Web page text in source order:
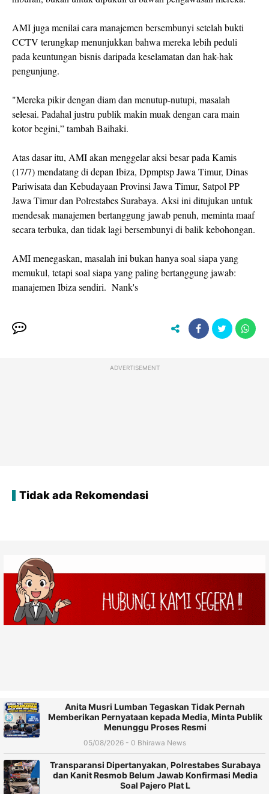
AMI juga menilai cara manajemen bersembunyi setelah bukti
CCTV terungkap menunjukkan bahwa mereka lebih peduli
pada keuntungan bisnis daripada keselamatan dan hak-hak
pengunjung.
"Mereka pikir dengan diam dan menutup-nutupi, masalah
selesai. Padahal justru publik makin muak dengan cara main
kotor begini,” tambah Baihaki.
Atas dasar itu, AMI akan menggelar aksi besar pada Kamis
(17/7) mendatang di depan Ibiza, Dpmptsp Jawa Timur, Dinas
Pariwisata dan Kebudayaan Provinsi Jawa Timur, Satpol PP
Jawa Timur dan Polrestabes Surabaya. Aksi ini ditujukan untuk
mendesak manajemen bertanggung jawab penuh, meminta maaf
secara terbuka, dan tidak lagi bersembunyi di balik kebohongan.
AMI menegaskan, masalah ini bukan hanya soal siapa yang
memukul, tetapi soal siapa yang paling bertanggung jawab:
manajemen Ibiza sendiri. Nank's
ADVERTISEMENT
Tidak ada Rekomendasi
Anita Musri Lumban Tegaskan Tidak Pernah
Memberikan Pernyataan kepada Media, Minta Publik
Menunggu Proses Resmi
05/08/2026 - 0 Bhirawa News
Transparansi Dipertanyakan, Polrestabes Surabaya
dan Kanit Resmob Belum Jawab Konfirmasi Media
Soal Pajero Plat L